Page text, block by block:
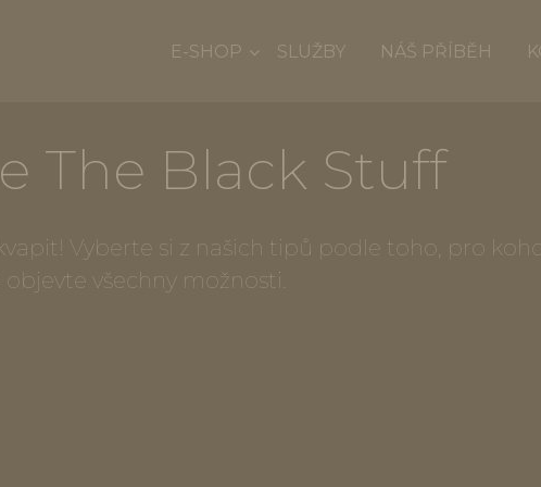
The Black Stuff
Vyberte si z našich tipů podle toho, pro
všechny možnosti.
E-SHOP SLUŽBY NÁŠ PŘÍBĚH